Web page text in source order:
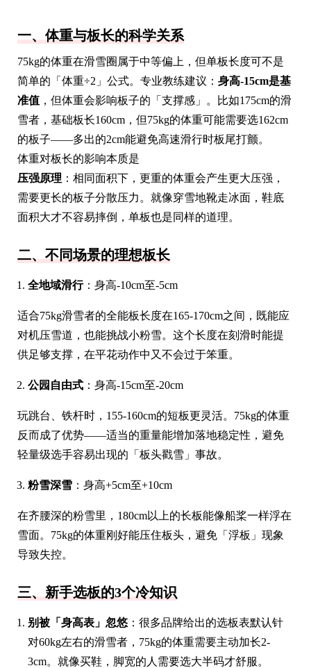
一、体重与板长的科学关系
75kg的体重在滑雪圈属于中等偏上，但单板长度可不是
简单的「体重÷2」公式。专业教练建议： 身高-15cm是基
准值 ，但体重会影响板子的「支撑感」。比如175cm的滑
雪者，基础板长160cm，但75kg的体重可能需要选162cm
的板子——多出的2cm能避免高速滑行时板尾打颤。
体重对板长的影响本质是
压强原理 ：相同面积下，更重的体重会产生更大压强，
需要更长的板子分散压力。就像穿雪地靴走冰面，鞋底
面积大才不容易摔倒，单板也是同样的道理。
二、不同场景的理想板长
全地域滑行：身高-10cm至-5cm
适合75kg滑雪者的全能板长度在165-170cm之间，既能应
对机压雪道，也能挑战小粉雪。这个长度在刻滑时能提
供足够支撑，在平花动作中又不会过于笨重。
公园自由式 ：身高-15cm至-20cm
玩跳台、铁杆时，155-160cm的短板更灵活。75kg的体重
反而成了优势——适当的重量能增加落地稳定性，避免
轻量级选手容易出现的「板头戳雪」事故。
粉雪深雪 ：身高+5cm至+10cm
在齐腰深的粉雪里，180cm以上的长板能像船桨一样浮在
雪面。75kg的体重刚好能压住板头，避免「浮板」现象
导致失控。
三、新手选板的3个冷知识
别被「身高表」忽悠 ：很多品牌给出的选板表默认针
对60kg左右的滑雪者，75kg的体重需要主动加长2-
3cm。就像买鞋，脚宽的人需要选大半码才舒服。